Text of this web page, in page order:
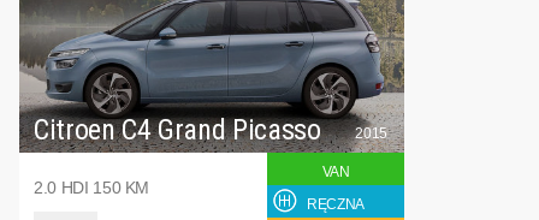
Citroen C4 Grand Picasso
2.0 HDI 150 KM
2015
VAN
RĘCZNA